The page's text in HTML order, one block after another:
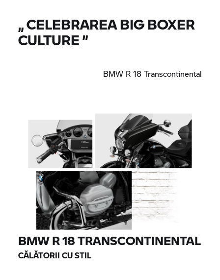
„CELEBRAREA BIG BOXER
CULTURE”
BMW R 18Transcontinental
BMW R 18TRANSCONTINENTAL
CĂLĂTORII CU STIL